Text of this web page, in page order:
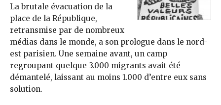
La brutale évacuation de la
place de la République,
retransmise par de nombreux
médias dans le monde, a son prologue dans le nord-
est parisien. Une semaine avant, un camp
regroupant quelque 3.000 migrants avait été
démantelé, laissant au moins 1.000 d’entre eux sans
solution.